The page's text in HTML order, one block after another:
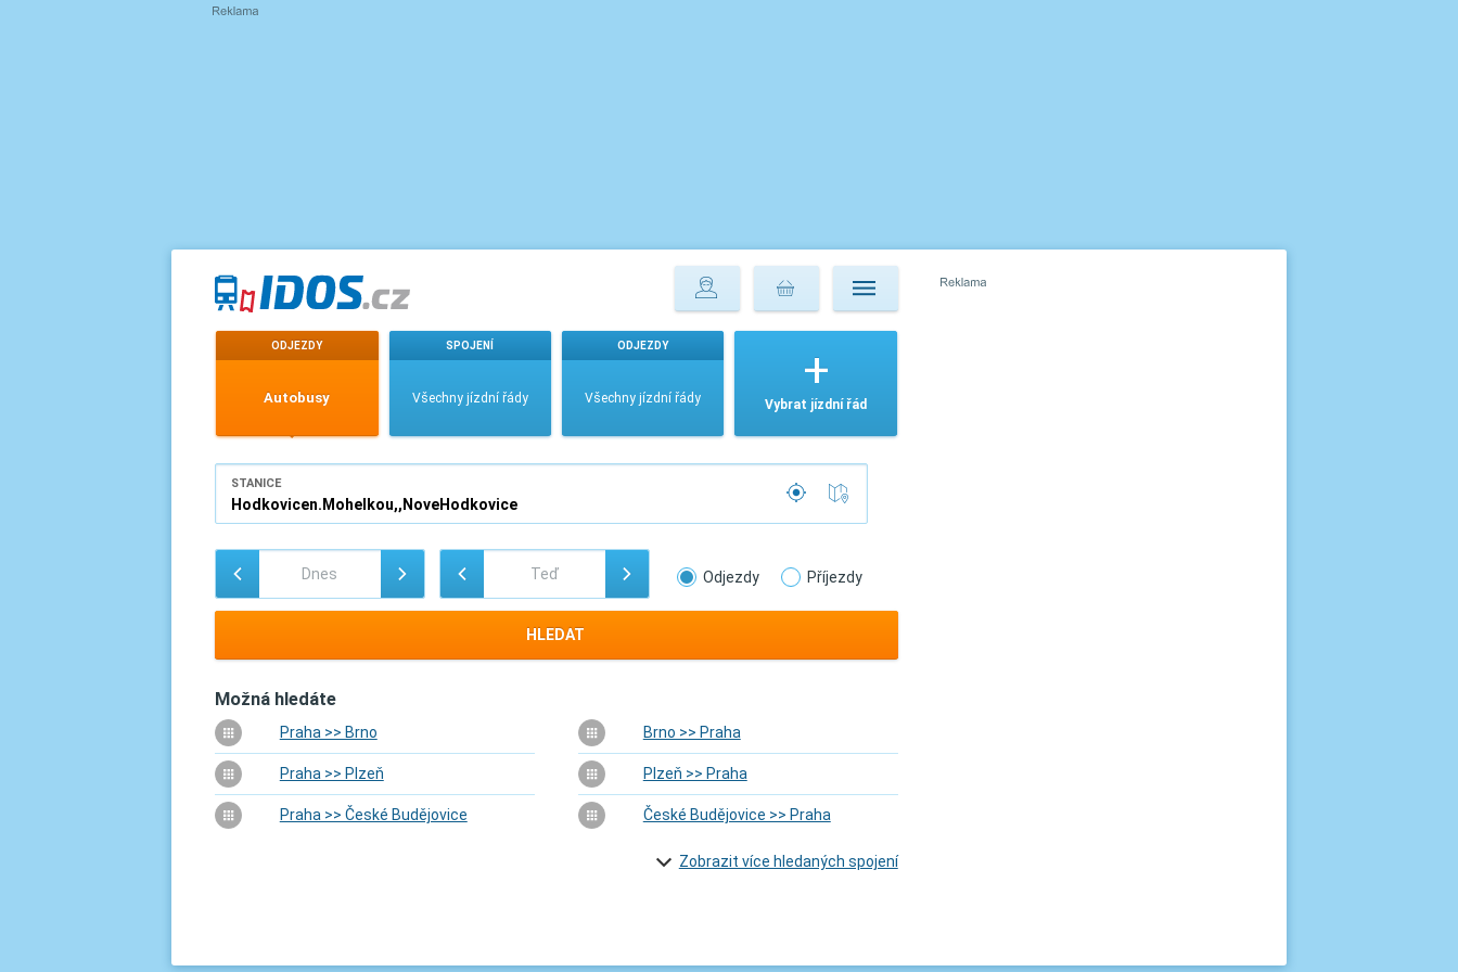
ODJEZDY
Autobusy
SPOJENÍ
Všechny jízdní řády
ODJEZDY
Všechny jízdní řády Vybrat jízdní řád
STANICE
Odjezdy Příjezdy
HLEDAT
Možná hledáte
Praha >> Brno Brno >> Praha
Praha >> Plzeň Plzeň >> Praha
Praha >> České Budějovice České Budějovice >> Praha
Zobrazit více hledaných spojení